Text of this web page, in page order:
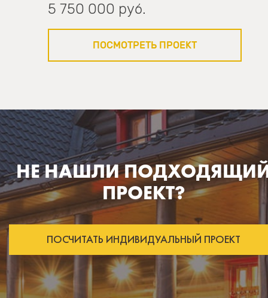
5 750 000 руб.
ПОСМОТРЕТЬ ПРОЕКТ
НЕ НАШЛИ
ПРОЕКТ?
ПОСЧИТАТЬ ИНДИВИДУАЛЬНЫЙ ПРОЕКТ